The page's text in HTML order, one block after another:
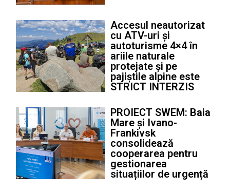
Accesul neautorizat
cu ATV-uri și
autoturisme 4×4 în
ariile naturale
protejate și pe
pajiștile alpine este
STRICT INTERZIS
PROIECT SWEM: Baia
Mare și Ivano-
Frankivsk
consolidează
cooperarea pentru
gestionarea
situațiilor de urgență